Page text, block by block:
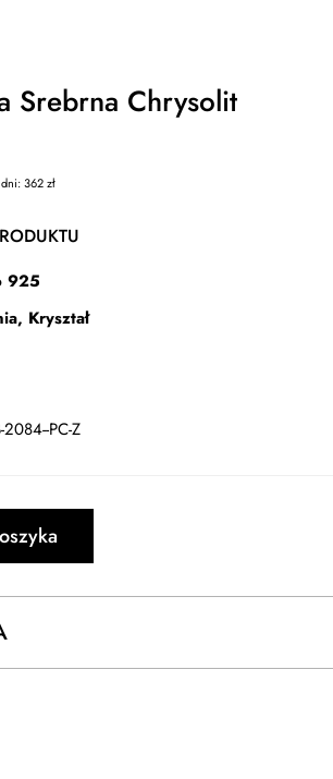
Srebrna Chrysolit
362zł
925
Kryształ
2084--PC-Z